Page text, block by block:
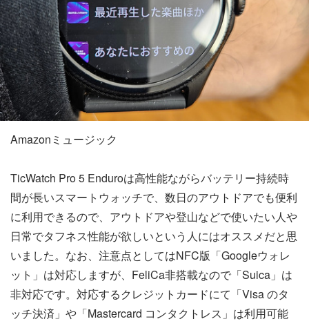
Amazonミュージック
TicWatch Pro 5 Enduroは高性能ながらバッテリー持続時
間が長いスマートウォッチで、数日のアウトドアでも便利
に利用できるので、アウトドアや登山などで使いたい人や
日常でタフネス性能が欲しいという人にはオススメだと思
いました。なお、注意点としてはNFC版「Googleウォレ
ット」は対応しますが、FeliCa非搭載なので「Suica」は
非対応です。対応するクレジットカードにて「Visa のタ
ッチ決済」や「Mastercard コンタクトレス」は利用可能